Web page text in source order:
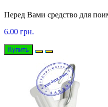
Перед Вами средство для
6.00 грн.
Купить